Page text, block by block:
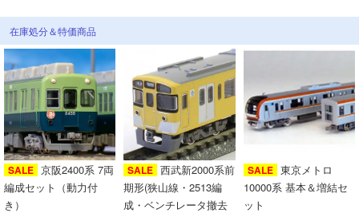
在庫処分＆特価商品
SALE 京阪2400系 7両
編成セット（動力付
き）
SALE 西武新2000系前
期形(狭山線・2513編
成・ベンチレータ撤去
SALE 東京メトロ
10000系 基本＆増結セ
ット